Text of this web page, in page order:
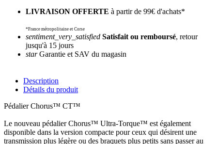
LIVRAISON OFFERTE à partir de 99€ d'achats*
*France métropolitaine et Corse
sentiment_very_satisfied Satisfait ou remboursé, retour
jusqu'à 15 jours
starGarantie et SAV du magasin
Description
Détails du produit
Pédalier Chorus™ CT™
Le nouveau pédalier Chorus™ Ultra-Torque™ est également
disponible dans la version compacte pour ceux qui désirent une
transmission plus légère ou des braquets plus petits sans passer au